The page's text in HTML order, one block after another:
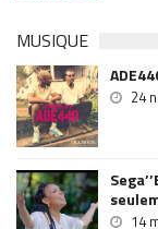
MUSIQUE
24
14